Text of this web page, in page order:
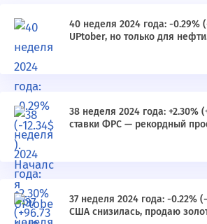
40 неделя 2024 года: -0.29%
UPtober, но только для
38 неделя 2024 года: +2.30%
ставки ФРС — рекордный
37 неделя 2024 года: -0.22%
США снизилась, продаю